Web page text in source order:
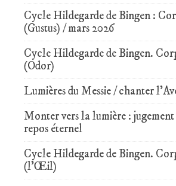
Cycle Hildegarde de Bingen :
(Gustus) / mars 2026
Cycle Hildegarde de Bingen.
(Odor)
Lumières du Messie / chanter
Monter vers la lumière :
repos éternel
Cycle Hildegarde de Bingen.
(l’Œil)